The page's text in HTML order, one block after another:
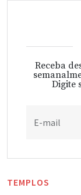
Receba
Digite
E-mail
TEMPLOS